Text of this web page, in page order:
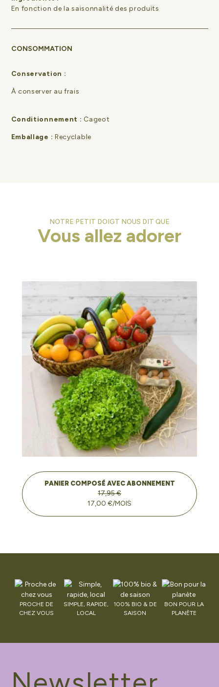
En fonction de la saisonnalité des produits
CONSOMMATION
Conservation :
À conserver au frais
Conditionnement : Cageot
Emballage : Recyclable
NOTRE PETIT DOIGT NOUS DIT QUE
Vous allez adorer
PANIER COMPOSÉ AVEC ABONNEMENT
17,95 €
17,00 €/MOIS
PROCHE DE
CHEZ VOUS
SIMPLE, RAPIDE,
LOCAL
100% BIO & DE
SAISON
BON POUR LA
PLANÈTE